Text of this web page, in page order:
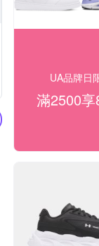
UA品牌日
滿2500